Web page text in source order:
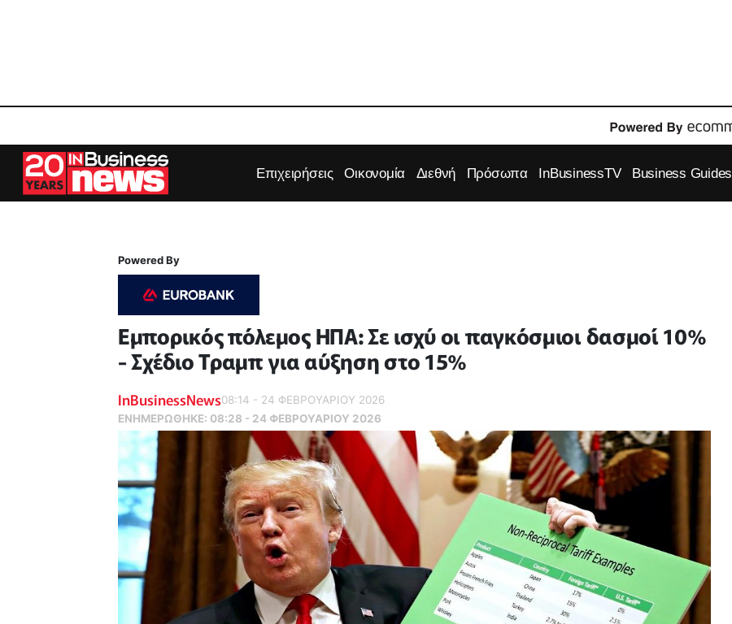
Επιχειρήσεις Οικονομία Διεθνή Πρόσωπα InBusinessTV Business Guides
Powered By
Εμπορικός πόλεμος ΗΠΑ: Σε ισχύ οι παγκόσμιοι δασμοί 10%
- Σχέδιο Τραμπ για αύξηση στο 15%
InBusinessNews08:14 - 24 ΦΕΒΡΟΥΑΡΙΟΥ 2026
ΕΝΗΜΕΡΏΘΗΚΕ: 08:28 - 24 ΦΕΒΡΟΥΑΡΙΟΥ 2026